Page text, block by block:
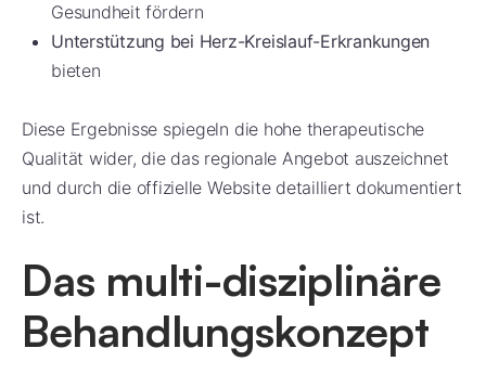
Gesundheit fördern
Unterstützung bei Herz-Kreislauf-Erkrankungen
bieten
Diese Ergebnisse spiegeln die hohe therapeutische
Qualität wider, die das regionale Angebot auszeichnet
und durch die offizielle Website detailliert dokumentiert
ist.
Das multi-disziplinäre
Behandlungskonzept